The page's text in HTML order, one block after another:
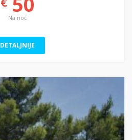
Na noć
DETALJNIJE